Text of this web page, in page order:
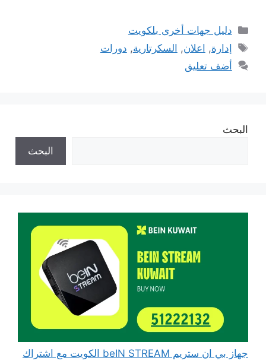
التصنيفات
دليل جهات أخرى بلكويت
الوسوم
إدارة, اعلان, السكرتارية, دورات
أضف تعليق
البحث
البحث
جهاز بي ان ستريم beIN STREAM الكويت مع اشتراك